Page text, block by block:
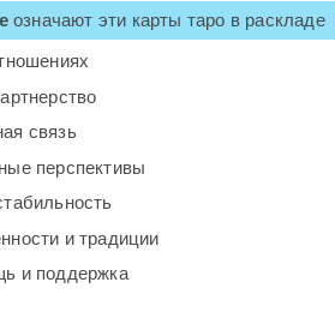
означают эти карты таро в раскладе
связь
перспективы
и традиции
и поддержка